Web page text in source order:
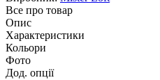
Все про товар
Опис
Характеристики
Кольори
Фото
Дод. опції